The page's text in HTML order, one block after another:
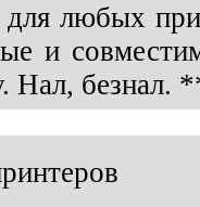
любых
и
Нал, безнал.